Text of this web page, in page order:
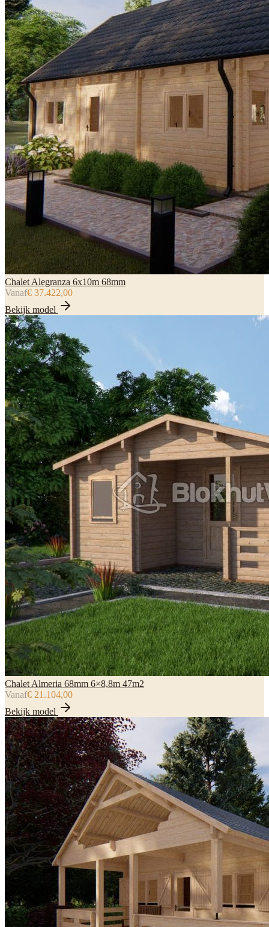
Chalet Alegranza 6x10m 68mm
Vanaf€ 37.422,00
Bekijk model
Chalet Almeria 68mm 6×8,8m 47m2
Vanaf€ 21.104,00
Bekijk model